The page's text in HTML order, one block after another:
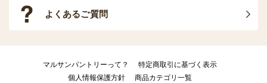
よくあるご質問
マルサンパントリーって？
特定商取引に基づく表示
個人情報保護方針
商品カテゴリ一覧